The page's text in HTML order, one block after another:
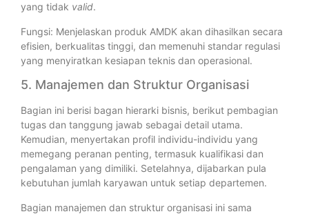
yang tidak valid.
Fungsi: Menjelaskan produk AMDK akan dihasilkan secara
efisien, berkualitas tinggi, dan memenuhi standar regulasi
yang menyiratkan kesiapan teknis dan operasional.
5. Manajemen dan Struktur Organisasi
Bagian ini berisi bagan hierarki bisnis, berikut pembagian
tugas dan tanggung jawab sebagai detail utama.
Kemudian, menyertakan profil individu-individu yang
memegang peranan penting, termasuk kualifikasi dan
pengalaman yang dimiliki. Setelahnya, dijabarkan pula
kebutuhan jumlah karyawan untuk setiap departemen.
Bagian manajemen dan struktur organisasi ini sama